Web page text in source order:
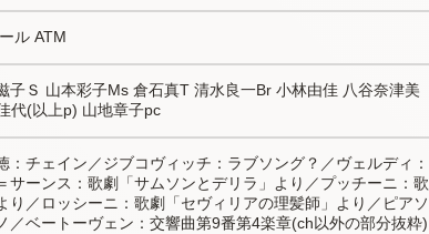
ル ATM
子Ｓ 山本彩子Ms 倉石真T 清水良一Br 小林由佳 八谷奈津美
代(以上p) 山地章子pc
：チェイン／ジブコヴィッチ：ラブソング？／ヴェルディ：
サーンス：歌劇「サムソンとデリラ」より／プッチーニ：歌
り／ロッシーニ：歌劇「セヴィリアの理髪師」より／ピアソ
／ベートーヴェン：交響曲第9番第4楽章(ch以外の部分抜粋)